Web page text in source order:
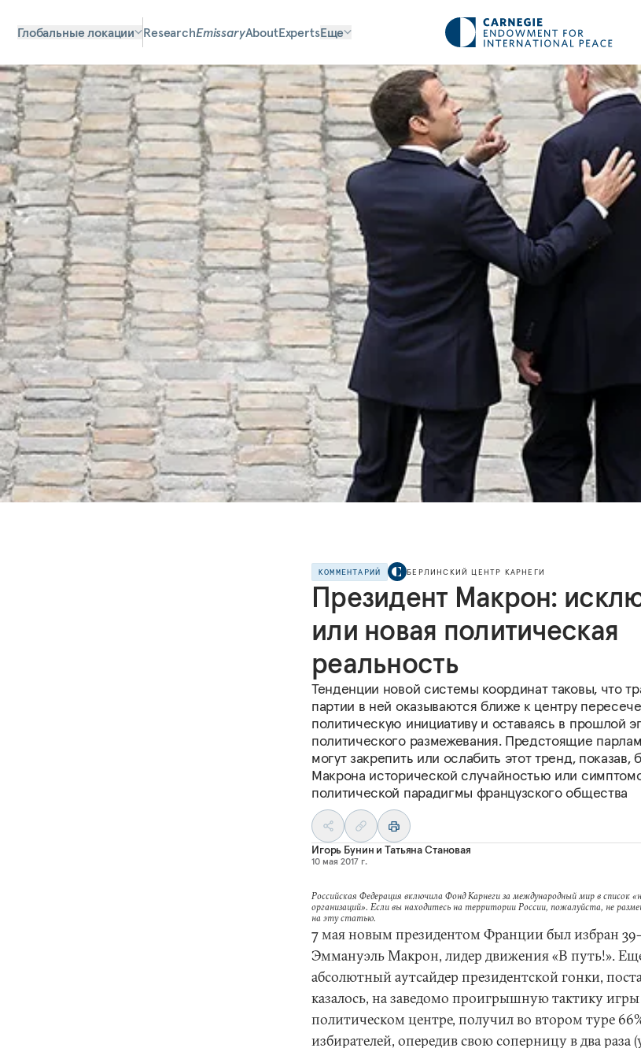
Глобальные локации ResearchEmissaryAboutExpertsЕще
КОММЕНТАРИЙ БЕРЛИНСКИЙ ЦЕНТР КАРНЕГИ
Президент Макрон:
или новая политическая
реальность
Тенденции новой системы координат таковы, что
партии в ней оказываются ближе к центру
политическую инициативу и оставаясь в прошлой
политического размежевания. Предстоящие
могут закрепить или ослабить этот тренд,
Макрона исторической случайностью или
политической парадигмы французского общества
Игорь Бунин иТатьяна Становая
10 мая 2017 г.
Российская Федерация включила Фонд Карнеги за международный мир в список
организаций». Если вы находитесь на территории России, пожалуйста, не
на эту статью.
7 мая новым президентом Франции был избран
Эммануэль Макрон, лидер движения «В путь!».
абсолютный аутсайдер президентской гонки,
казалось, на заведомо проигрышную тактику
политическом центре, получил во втором туре
избирателей, опередив свою соперницу в два раза